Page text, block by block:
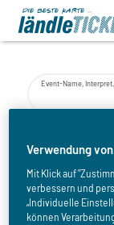
Event-Name,
bis
Verwendung
Mit Klick auf
verbessern und
„Individuelle
können